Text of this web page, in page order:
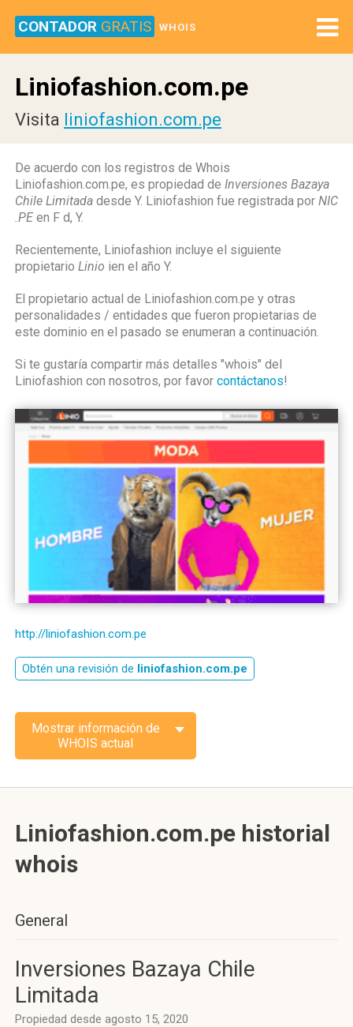
CONTADOR GRATIS WHOIS
Liniofashion.com.pe
Visita liniofashion.com.pe
De acuerdo con los registros de Whois
Liniofashion.com.pe, es propiedad de Inversiones Bazaya
Chile Limitada desde Y. Liniofashion fue registrada por NIC
.PEen F d, Y.
Recientemente, Liniofashion incluye el siguiente
propietario Linio ien el año Y.
El propietario actual de Liniofashion.com.pe y otras
personalidades / entidades que fueron propietarias de
este dominio en el pasado se enumeran a continuación.
Si te gustaría compartir más detalles "whois" del
Liniofashion con nosotros, por favor contáctanos!
http://liniofashion.com.pe
Obtén una revisión de liniofashion.com.pe
Mostrar información de
WHOIS actual
Liniofashion.com.pe historial
whois
General
Inversiones Bazaya Chile
Limitada
Propiedad desde agosto 15, 2020